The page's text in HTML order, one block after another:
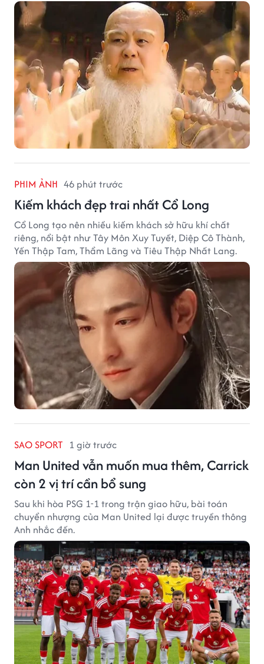
PHIM ẢNH 46 phút trước
Kiếm khách đẹp trai nhất Cổ Long
Cổ Long tạo nên nhiều kiếm khách sở hữu khí chất
riêng, nổi bật như Tây Môn Xuy Tuyết, Diệp Cô Thành,
Yến Thập Tam, Thẩm Lãng và Tiêu Thập Nhất Lang.
SAO SPORT 1 giờ trước
Man United vẫn muốn mua thêm, Carrick
còn 2 vị trí cần bổ sung
Sau khi hòa PSG 1-1 trong trận giao hữu, bài toán
chuyển nhượng của Man United lại được truyền thông
Anh nhắc đến.